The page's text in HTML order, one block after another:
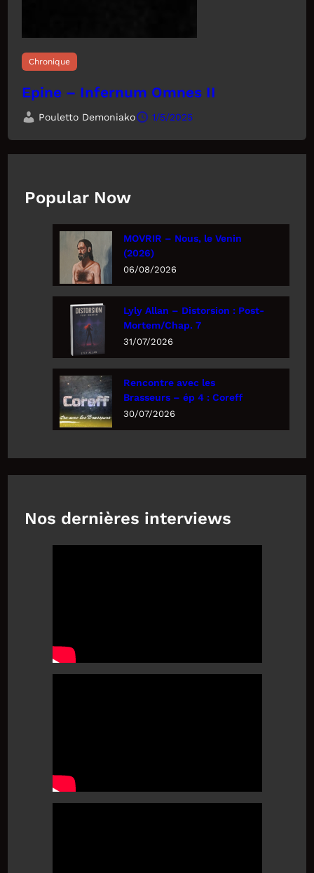
Chronique
Epine – Infernum Omnes II
Pouletto Demoniako 1/5/2025
Popular Now
MOVRIR – Nous, le Venin
(2026)
06/08/2026
Lyly Allan – Distorsion : Post-
Mortem/Chap. 7
31/07/2026
Rencontre avec les
Brasseurs – ép 4 : Coreff
30/07/2026
Nos dernières interviews